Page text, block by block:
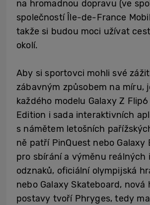
na hromadnou dopravu (ve
společností Île-de-France
takže si budou moci užívat
okolí.
Aby si sportovci mohli své
zábavným způsobem na míru,
každého modelu Galaxy Z
Edition i sada interaktivních
s námětem letošních
ně patří PinQuest nebo Galaxy
pro sbírání a výměnu reálných
odznaků, oficiální olympijská
nebo Galaxy Skateboard, nová
postavy tvoří Phryges, tedy